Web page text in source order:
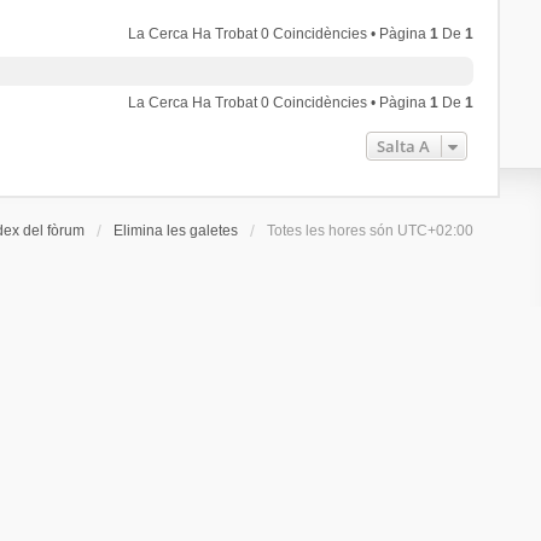
La Cerca Ha Trobat 0 Coincidències • Pàgina1 De1
La Cerca Ha Trobat 0 Coincidències • Pàgina1 De1
Salta A
del fòrum Elimina les galetes Totes les hores són UTC+02:00